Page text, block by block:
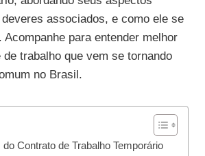
associados, e como ele se
para entender melhor
trabalho que vem se tornando
no Brasil.
Contrato de Trabalho Temporário